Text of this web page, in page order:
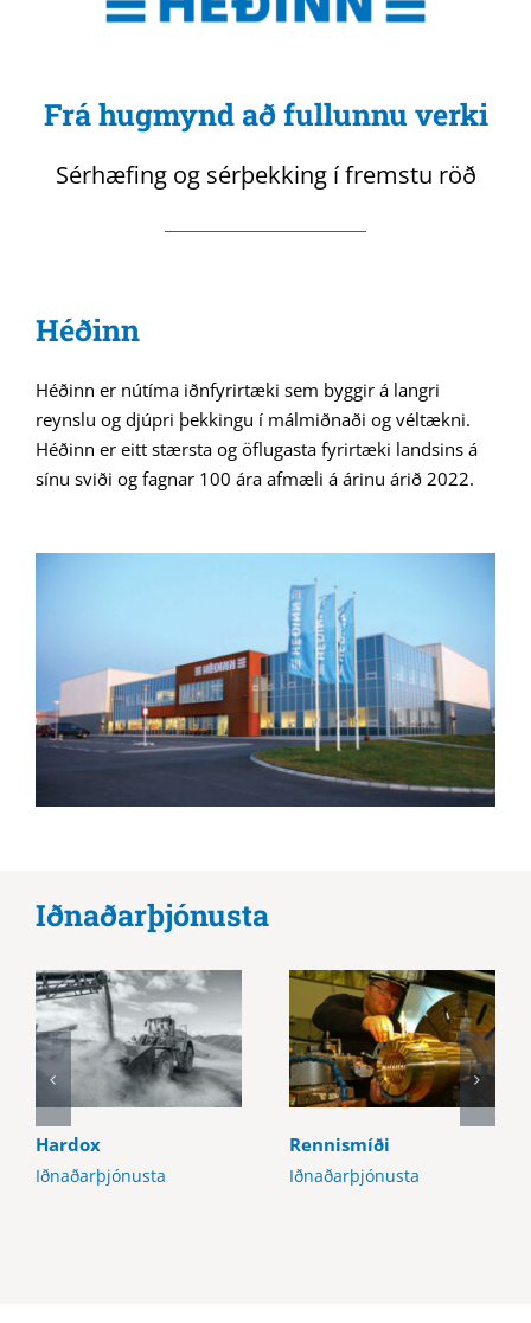
Frá hugmynd að fullunnu verki
Sérhæfing og sérþekking í fremstu röð
Héðinn
Héðinn er nútíma iðnfyrirtæki sem byggir á langri
reynslu og djúpri þekkingu í málmiðnaði og véltækni.
Héðinn er eitt stærsta og öflugasta fyrirtæki landsins á
sínu sviði og fagnar 100 ára afmæli á árinu árið 2022.
Iðnaðarþjónusta
Hardox
Iðnaðarþjónusta
Rennismíði
Iðnaðarþjónusta